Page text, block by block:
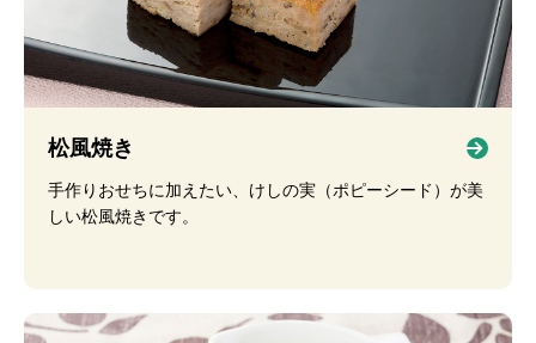
松風焼き
手作りおせちに加えたい、けしの実（ポピーシード）が美
しい松風焼きです。